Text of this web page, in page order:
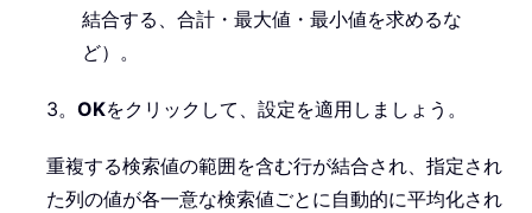
結合する、合計・最大値・最小値を求めるな
ど）。
3。 OKをクリックして、設定を適用しましょう。
重複する検索値の範囲を含む行が結合され、指定され
た列の値が各一意な検索値ごとに自動的に平均化され